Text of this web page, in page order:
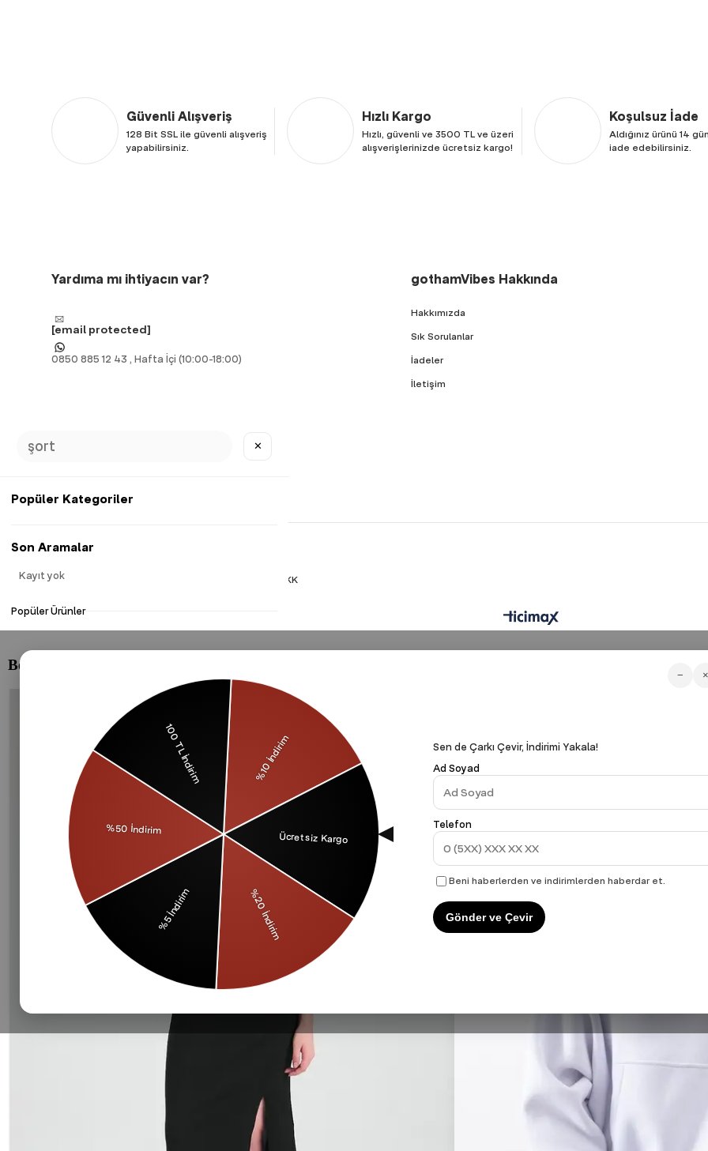
Güvenli Alışveriş
128 Bit SSL ile güvenli alışveriş
yapabilirsiniz.
Hızlı Kargo
Hızlı, güvenli ve 3500 TL ve üzeri
alışverişlerinizde ücretsiz kargo!
Koşulsuz İade
Aldığınız ürünü 14
iade edebilirsiniz.
Yardıma mı ihtiyacın var?
[email protected]
0850 885 12 43 , Hafta İçi (10:00-18:00)
gothamVibes Hakkında
Hakkımızda
Sık Sorulanlar
İadeler
İletişim
Gizlilik Politikası KVKK
− ×
Sen de Çarkı Çevir, İndirimi Yakala!
Ad Soyad
Telefon
Beni haberlerden ve indirimlerden haberdar et.
Gönder ve Çevir
✕
Popüler Kategoriler
Son Aramalar
Kayıt yok
Popüler Ürünler